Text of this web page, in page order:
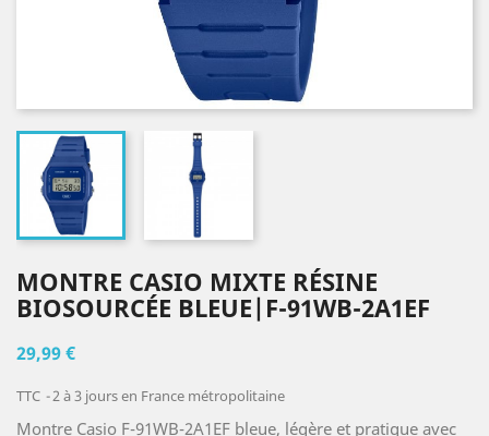
MONTRE CASIO MIXTE RÉSINE
BIOSOURCÉE BLEUE|F-91WB-2A1EF
29,99 €
TTC 2 à 3 jours en France métropolitaine
Montre Casio F-91WB-2A1EF bleue, légère et pratique avec